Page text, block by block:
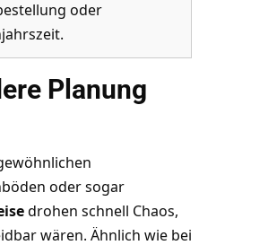
oder
Planung
oder sogar
drohen schnell Chaos,
wären. Ähnlich wie bei